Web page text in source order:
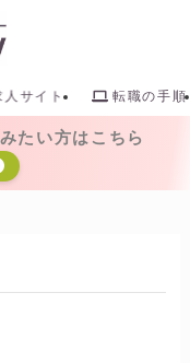
人サイト 転職の手順
たい方はこちら